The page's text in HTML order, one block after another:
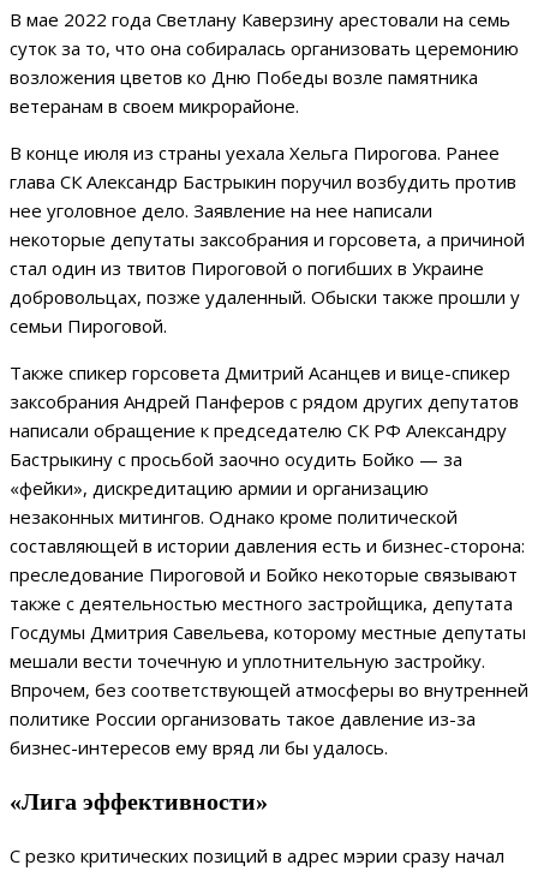
В мае 2022 года Светлану Каверзину арестовали на семь
суток за то, что она собиралась организовать церемонию
возложения цветов ко Дню Победы возле памятника
ветеранам в своем микрорайоне.
В конце июля из страны уехала Хельга Пирогова. Ранее
глава СК Александр Бастрыкин поручил возбудить против
нее уголовное дело. Заявление на нее написали
некоторые депутаты заксобрания и горсовета, а причиной
стал один из твитов Пироговой о погибших в Украине
добровольцах, позже удаленный. Обыски также прошли у
семьи Пироговой.
Также спикер горсовета Дмитрий Асанцев и вице-спикер
заксобрания Андрей Панферов с рядом других депутатов
написали обращение к председателю СК РФ Александру
Бастрыкину с просьбой заочно осудить Бойко — за
«фейки», дискредитацию армии и организацию
незаконных митингов. Однако кроме политической
составляющей в истории давления есть и бизнес-сторона:
преследование Пироговой и Бойко некоторые связывают
также с деятельностью местного застройщика, депутата
Госдумы Дмитрия Савельева, которому местные депутаты
мешали вести точечную и уплотнительную застройку.
Впрочем, без соответствующей атмосферы во внутренней
политике России организовать такое давление из-за
бизнес-интересов ему вряд ли бы удалось.
«Лига эффективности»
С резко критических позиций в адрес мэрии сразу начал